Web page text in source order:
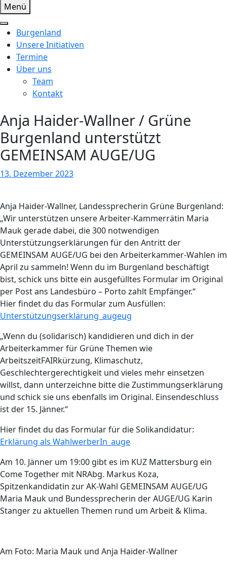
Menü
Burgenland
Unsere Initiativen
Termine
Über uns
Team
Kontakt
Anja Haider-Wallner / Grüne
Burgenland unterstützt
GEMEINSAM AUGE/UG
13. Dezember 2023
Anja Haider-Wallner, Landessprecherin Grüne Burgenland:
„Wir unterstützen unsere Arbeiter-Kammerrätin Maria
Mauk gerade dabei, die 300 notwendigen
Unterstützungserklärungen für den Antritt der
GEMEINSAM AUGE/UG bei den Arbeiterkammer-Wahlen im
April zu sammeln! Wenn du im Burgenland beschäftigt
bist, schick uns bitte ein ausgefülltes Formular im Original
per Post ans Landesbüro – Porto zahlt Empfänger.“
Hier findet du das Formular zum Ausfüllen:
Unterstützungserklärung_augeug
„Wenn du (solidarisch) kandidieren und dich in der
Arbeiterkammer für Grüne Themen wie
ArbeitszeitFAIRkürzung, Klimaschutz,
Geschlechtergerechtigkeit und vieles mehr einsetzen
willst, dann unterzeichne bitte die Zustimmungserklärung
und schick sie uns ebenfalls im Original. Einsendeschluss
ist der 15. Jänner.“
Hier findet du das Formular für die Solikandidatur:
Erklärung als WahlwerberIn_auge
Am 10. Jänner um 19:00 gibt es im KUZ Mattersburg ein
Come Together mit NRAbg. Markus Koza,
Spitzenkandidatin zur AK-Wahl GEMEINSAM AUGE/UG
Maria Mauk und Bundessprecherin der AUGE/UG Karin
Stanger zu aktuellen Themen rund um Arbeit & Klima.
Am Foto: Maria Mauk und Anja Haider-Wallner